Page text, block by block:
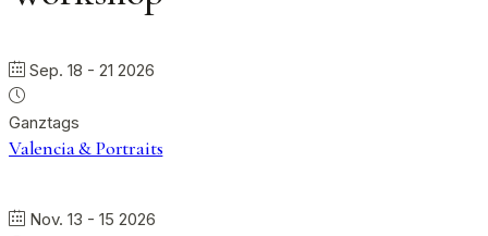
Sep. 18 - 21 2026
Ganztags
Valencia & Portraits
Nov. 13 - 15 2026